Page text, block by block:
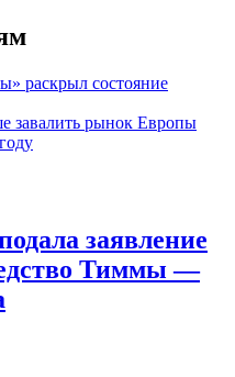
раскрыл состояние
завалить рынок Европы
заявление
Тиммы —